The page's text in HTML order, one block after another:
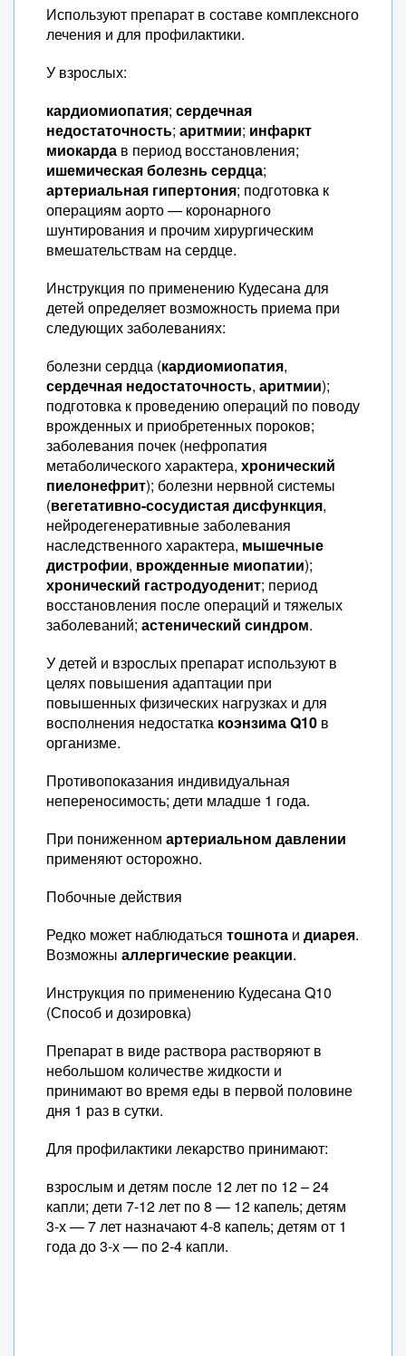
Используют препарат в составе комплексного
лечения и для профилактики.
У взрослых:
кардиомиопатия; сердечная
недостаточность; аритмии; инфаркт
миокарда в период восстановления;
ишемическая болезнь сердца;
артериальная гипертония; подготовка к
операциям аорто — коронарного
шунтирования и прочим хирургическим
вмешательствам на сердце.
Инструкция по применению Кудесана для
детей определяет возможность приема при
следующих заболеваниях:
болезни сердца (кардиомиопатия,
сердечная недостаточность, аритмии);
подготовка к проведению операций по поводу
врожденных и приобретенных пороков;
заболевания почек (нефропатия
метаболического характера, хронический
пиелонефрит); болезни нервной системы
(вегетативно-сосудистая дисфункция,
нейродегенеративные заболевания
наследственного характера, мышечные
дистрофии, врожденные миопатии);
хронический гастродуоденит; период
восстановления после операций и тяжелых
заболеваний; астенический синдром.
У детей и взрослых препарат используют в
целях повышения адаптации при
повышенных физических нагрузках и для
восполнения недостатка коэнзима Q10 в
организме.
Противопоказания индивидуальная
непереносимость; дети младше 1 года.
При пониженном артериальном давлении
применяют осторожно.
Побочные действия
Редко может наблюдаться тошнота и диарея.
Возможны аллергические реакции.
Инструкция по применению Кудесана Q10
(Способ и дозировка)
Препарат в виде раствора растворяют в
небольшом количестве жидкости и
принимают во время еды в первой половине
дня 1 раз в сутки.
Для профилактики лекарство принимают:
взрослым и детям после 12 лет по 12 – 24
капли; дети 7-12 лет по 8 — 12 капель; детям
3-х — 7 лет назначают 4-8 капель; детям от 1
года до 3-х — по 2-4 капли.